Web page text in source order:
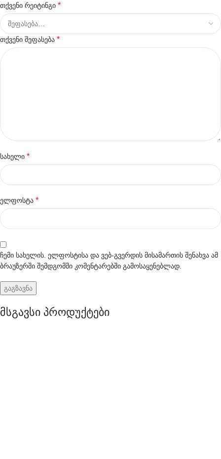
თქვენი რეიტინგი *
თქვენი შეფასება *
სახელი *
ელფოსტა *
ჩემი სახელის. ელფოსტისა და ვებ-გვერდის მისამართის შენახვა ამ
ბრაუზერში შემდგომში კომენტარებში გამოსაყენებლად.
მსგავსი პროდუქტები